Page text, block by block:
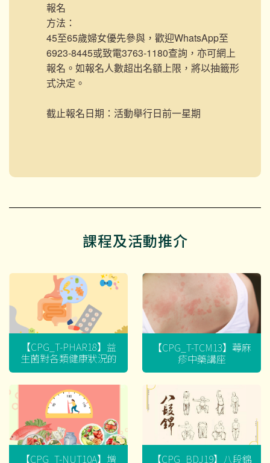
報名
方法：
45至65歲婦女優先參與，歡迎WhatsApp至
6923-8445或致電3763-1180查詢，亦可網上
報名。如報名人數超出名額上限，將以抽籤形
式決定。
截止報名日期：活動舉行日前一星期
課程及活動推介
【CPG_T-PHAR18】益
生菌對各類健康狀況的
迷思
【CPG_T-TCM13】蕁麻
疹中藥講座
【CPG_T-NUT10A】增 【CPG_BDJ19】八段錦